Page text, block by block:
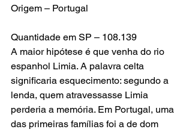
Origem – Portugal
Quantidade em SP – 108.139
A maior hipótese é que venha do rio
espanhol Limia. A palavra celta
significaria esquecimento: segundo a
lenda, quem atravessasse Limia
perderia a memória. Em Portugal, uma
das primeiras famílias foi a de dom